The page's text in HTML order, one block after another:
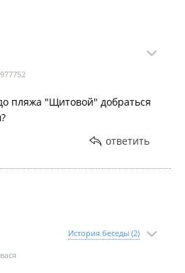
и встать там. В последний
не было ограждения дороги
убирают, а недалеко в
мусора. Море, скорей всего,
лучших. На пляже, который
привозной (может я и
вообще плохой,
приехать с мангалом пойдет,
на несколько дней
977752
пляжа "Щитовой" добраться
ответить
История беседы (2)
вася